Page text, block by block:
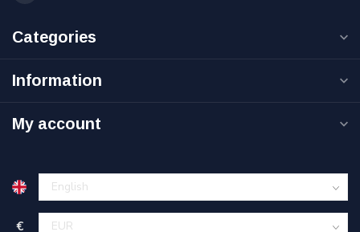
Categories
Information
My account
€